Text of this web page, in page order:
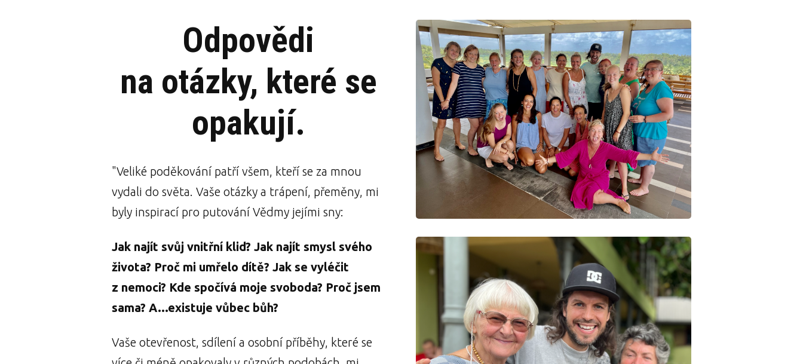
Odpovědi
na otázky, které se
opakují.
"Veliké poděkování patří všem, kteří se za mnou
vydali do světa. Vaše otázky a trápení, přeměny, mi
byly inspirací pro putování Vědmy jejími sny:
Jak najít svůj vnitřní klid? Jak najít smysl svého
života? Proč mi umřelo dítě? Jak se vyléčit
z nemoci? Kde spočívá moje svoboda? Proč jsem
sama? A...existuje vůbec bůh?
Vaše otevřenost, sdílení a osobní příběhy, které se